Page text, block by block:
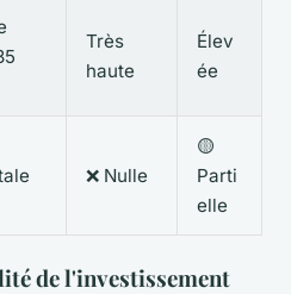
Très
haute
Élev
ée
❌ Nulle
🟡
Parti
elle
de l'investissement